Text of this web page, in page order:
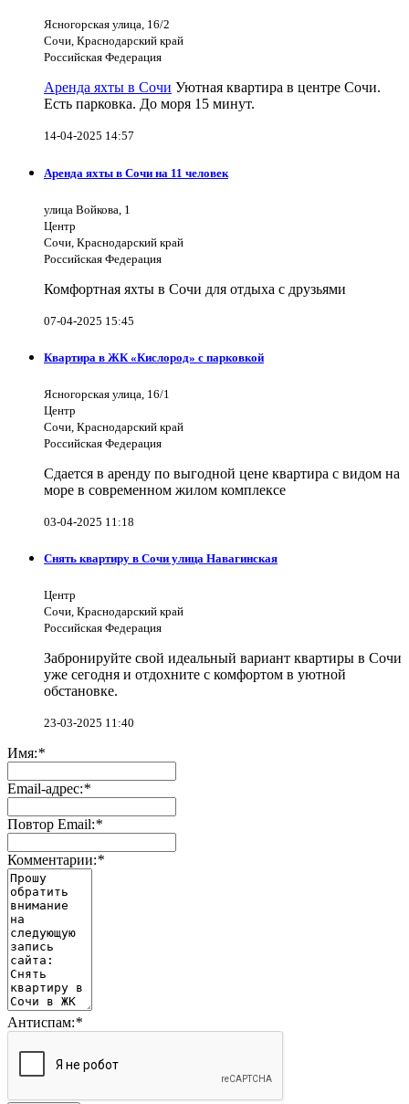
Ясногорская улица, 16/2
Сочи, Краснодарский край
Российская Федерация
Аренда яхты в Сочи Уютная квартира в центре Сочи.
Есть парковка. До моря 15 минут.
14-04-2025 14:57
Аренда яхты в Сочи на 11 человек
улица Войкова, 1
Центр
Сочи, Краснодарский край
Российская Федерация
Комфортная яхты в Сочи для отдыха с друзьями
07-04-2025 15:45
Квартира в ЖК «Кислород» с парковкой
Ясногорская улица, 16/1
Центр
Сочи, Краснодарский край
Российская Федерация
Сдается в аренду по выгодной цене квартира с видом на
море в современном жилом комплексе
03-04-2025 11:18
Снять квартиру в Сочи улица Навагинская
Центр
Сочи, Краснодарский край
Российская Федерация
Забронируйте свой идеальный вариант квартиры в Сочи
уже сегодня и отдохните с комфортом в уютной
обстановке.
23-03-2025 11:40
Имя:*
Email-адрес:*
Повтор Email:*
Комментарии:*
Антиспам:*